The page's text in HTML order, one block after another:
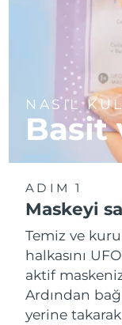
NASIL
Basit
ADIM 1
Maskeyi
Temiz ve
halkasını
aktif
Ardından
yerine